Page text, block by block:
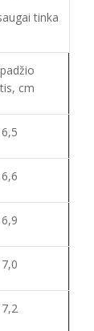
tinka
cm
6,5
6,6
6,9
7,0
7,2